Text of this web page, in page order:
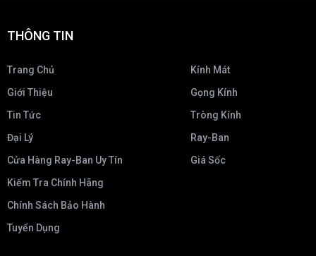
THÔNG TIN
Trang Chủ
Giới Thiệu
Tin Tức
Đại Lý
Cửa Hàng Ray-Ban Uy Tín
Kiểm Tra Chính Hãng
Chính Sách Bảo Hành
Tuyển Dụng
Kính Mát
Gọng Kính
Tròng Kính
Ray-Ban
Giá Sốc